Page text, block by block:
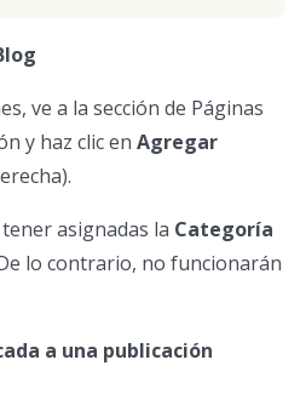
ve a la sección de Páginas
y haz clic en Agregar
asignadas la Categoría
lo contrario, no funcionarán
a una publicación